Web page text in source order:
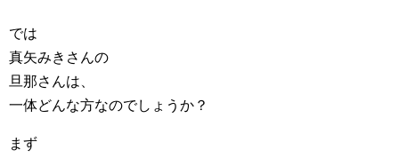
では
真矢みきさんの
旦那さんは、
一体どんな方なのでしょうか？
まず